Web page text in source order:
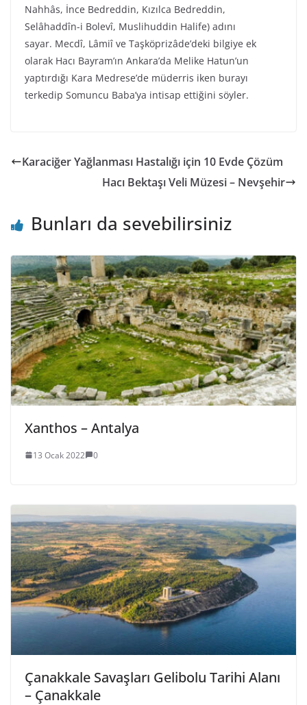
Nahhâs, İnce Bedreddin, Kızılca Bedreddin,
Selâhaddîn-i Bolevî, Muslihuddin Halife) adını
sayar. Mecdî, Lâmiî ve Taşköprizâde’deki bilgiye ek
olarak Hacı Bayram’ın Ankara’da Melike Hatun’un
yaptırdığı Kara Medrese’de müderris iken burayı
terkedip Somuncu Baba’ya intisap ettiğini söyler.
Karaciğer Yağlanması Hastalığı için 10 Evde Çözüm
Hacı Bektaşı Veli Müzesi – Nevşehir
Bunları da sevebilirsiniz
Xanthos – Antalya
13 Ocak 2022 0
Çanakkale Savaşları Gelibolu Tarihi Alanı
– Çanakkale